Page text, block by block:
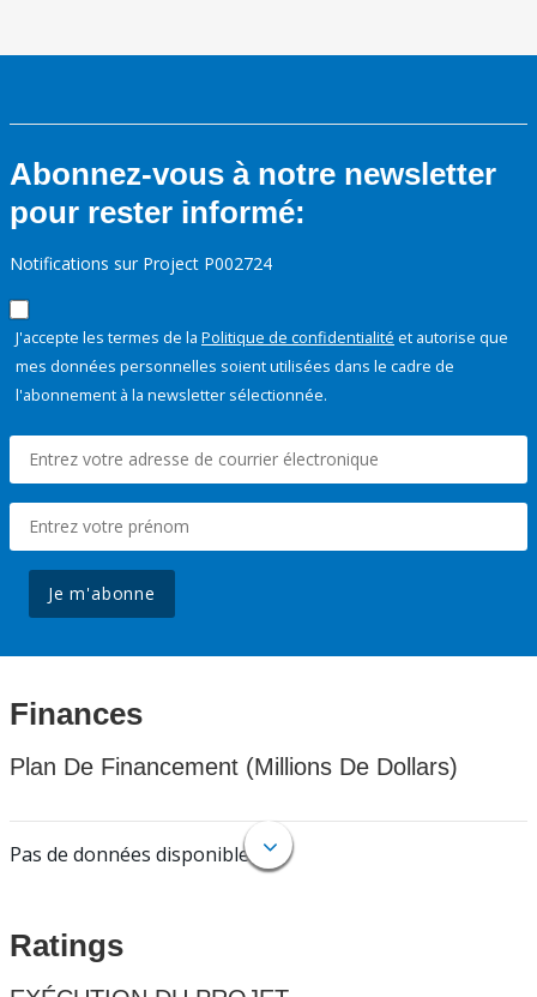
Abonnez-vous à notre newsletter
pour rester informé:
Notifications sur Project P002724
J'accepte les termes de la Politique de confidentialité et autorise que
mes données personnelles soient utilisées dans le cadre de
l'abonnement à la newsletter sélectionnée.
Je m'abonne
Finances
Plan De Financement (Millions De Dollars)
Pas de données disponibles.
Ratings